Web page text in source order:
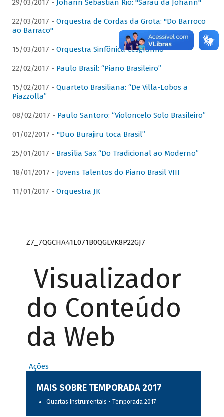
29/03/2017 - Johann Sebastian Rio: "Sarau da Johann"
22/03/2017 - Orquestra de Cordas da Grota: "Do Barroco
ao Barraco"
15/03/2017 - Orquestra Sinfônica Cesgranrio
22/02/2017 - Paulo Brasil: “Piano Brasileiro”
15/02/2017 - Quarteto Brasiliana: “De Villa-Lobos a
Piazzolla”
08/02/2017 - Paulo Santoro: “Violoncelo Solo Brasileiro”
01/02/2017 - "Duo Burajiru toca Brasil”
25/01/2017 - Brasília Sax “Do Tradicional ao Moderno”
18/01/2017 - Jovens Talentos do Piano Brasil VIII
11/01/2017 - Orquestra JK
Z7_7QGCHA41L071B0QGLVK8P22GJ7
Visualizador
do Conteúdo
da Web
Ações
MAIS SOBRE TEMPORADA 2017
Quartas Instrumentais - Temporada 2017